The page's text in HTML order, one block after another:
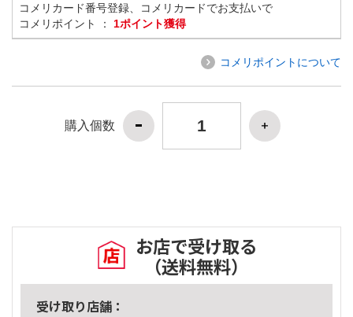
コメリカード番号登録、コメリカードでお支払いで
コメリポイント ： 1ポイント獲得
コメリポイントについて
購入個数
お店で受け取る
（送料無料）
受け取り店舗：